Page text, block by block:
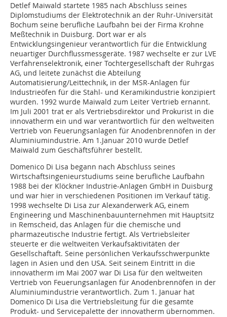
Detlef Maiwald startete 1985 nach Abschluss seines
Diplomstudiums der Elektrotechnik an der Ruhr-Universität
Bochum seine berufliche Laufbahn bei der Firma Krohne
Meßtechnik in Duis­burg. Dort war er als
Entwicklungsingenieur verantwortlich für die Entwicklung
neuartiger Durchflussmess­geräte. 1987 wechselte er zur LVE
Verfahrenselektronik, einer Tochtergesellschaft der Ruhrgas
AG, und leitete zunächst die Abteilung
Automatisierung/Leittechnik, in der MSR-Anlagen für
Industrieöfen für die Stahl- und Keramikindustrie konzipiert
wurden. 1992 wurde Maiwald zum Leiter Vertrieb ernannt.
Im Juli 2001 trat er als Vertriebsdirektor und Prokurist in die
innovatherm ein und war verantwortlich für den weltweiten
Vertrieb von Feuerungsanlagen für Anodenbrennöfen in der
Aluminiumindustrie. Am 1.Januar 2010 wurde Detlef
Maiwald zum Geschäftsführer bestellt.
Domenico Di Lisa begann nach Abschluss seines
Wirtschaftsingenieurstudiums seine berufliche Laufbahn
1988 bei der Klöckner Industrie-Anlagen GmbH in Duisburg
und war hier in verschiedenen Positionen im Verkauf tätig.
1998 wechselte Di Lisa zur Alexanderwerk AG, einem
Engineering und Maschinenbauunternehmen mit Hauptsitz
in Remscheid, das Anlagen für die chemische und
pharmazeutische Industrie fertigt. Als Vertriebsleiter
steuerte er die weltweiten Verkaufsaktivitäten der
Gesellschaftaft. Seine persönlichen Verkaufsschwerpunkte
lagen in Asien und den USA. Seit seinem Eintritt in die
innovatherm im Mai 2007 war Di Lisa für den weltweiten
Vertrieb von Feuerungsanlagen für Anodenbrennöfen in der
Aluminiumindustrie verantwortlich. Zum 1. Januar hat
Domenico Di Lisa die Vertriebsleitung für die gesamte
Produkt- und Servicepalette der innovatherm übernommen.